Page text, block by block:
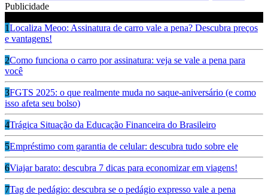
Publicidade
1Localiza Meoo: Assinatura de carro vale a pena? Descubra preços
e vantagens!
2Como funciona o carro por assinatura: veja se vale a pena para
você
3FGTS 2025: o que realmente muda no saque-aniversário (e como
isso afeta seu bolso)
4Trágica Situação da Educação Financeira do Brasileiro
5Empréstimo com garantia de celular: descubra tudo sobre ele
6Viajar barato: descubra 7 dicas para economizar em viagens!
7Tag de pedágio: descubra se o pedágio expresso vale a pena